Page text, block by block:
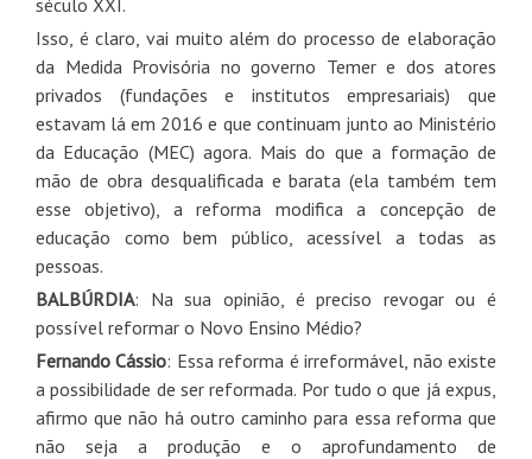
Isso, é claro, vai muito além do processo de elaboração
da Medida Provisória no governo Temer e dos atores
privados (fundações e institutos empresariais) que
estavam lá em 2016 e que continuam junto ao Ministério
da Educação (MEC) agora. Mais do que a formação de
mão de obra desqualificada e barata (ela também tem
esse objetivo), a reforma modifica a concepção de
educação como bem público, acessível a todas as
pessoas.
BALBÚRDIA: Na sua opinião, é preciso revogar ou é
possível reformar o Novo Ensino Médio?
Fernando Cássio: Essa reforma é irreformável, não existe
a possibilidade de ser reformada. Por tudo o que já expus,
afirmo que não há outro caminho para essa reforma que
não seja a produção e o aprofundamento de